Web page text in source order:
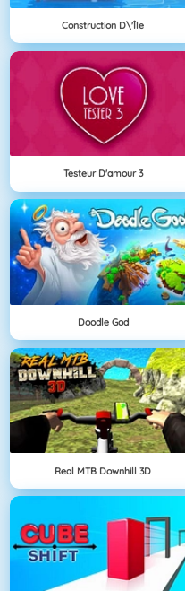
Construction D\'île
Testeur D'amour 3
Doodle God
Real MTB Downhill 3D